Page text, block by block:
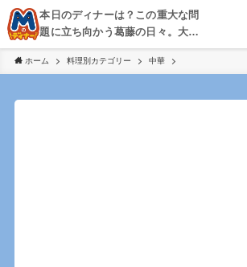
本日のディナーは？この重大な問
題に立ち向かう葛藤の日々。大
阪・京都・神戸を中心とした食べ
歩き、飲み歩きを綴る。
ホーム 料理別カテゴリー 中華